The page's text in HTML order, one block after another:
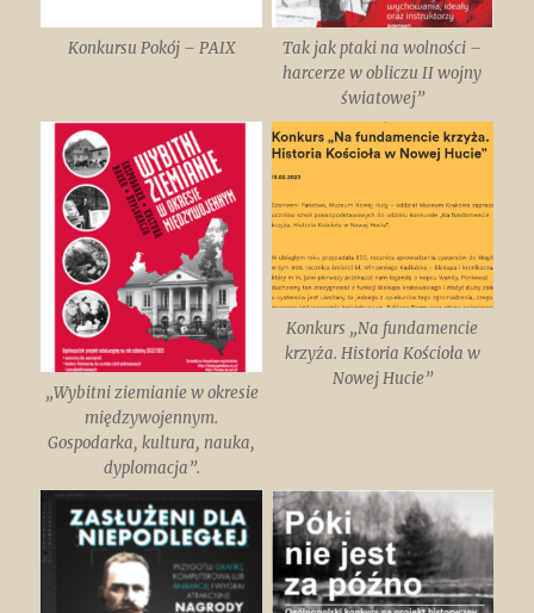
Konkursu Pokój – PAIX
Tak jak ptaki na wolności –
harcerze w obliczu II wojny
światowej”
„Wybitni ziemianie w okresie
międzywojennym.
Gospodarka, kultura, nauka,
dyplomacja”.
Konkurs „Na fundamencie
krzyża. Historia Kościoła w
Nowej Hucie”